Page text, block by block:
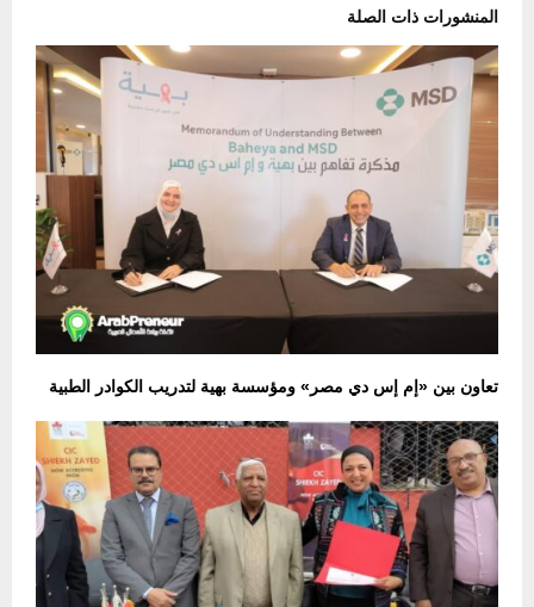
المنشورات ذات الصلة
تعاون بين «إم إس دي مصر» ومؤسسة بهية لتدريب الكوادر الطبية